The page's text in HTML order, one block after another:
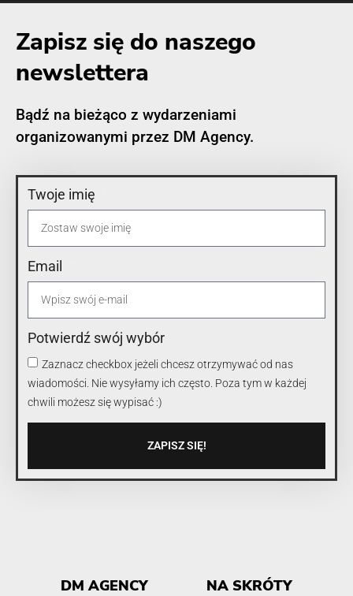
Zapisz się do naszego
newslettera
Bądź na bieżąco z wydarzeniami
organizowanymi przez DM Agency.
Twoje imię
Email
Potwierdź swój wybór
Zaznacz checkbox jeżeli chcesz otrzymywać od nas
wiadomości. Nie wysyłamy ich często. Poza tym w każdej
chwili możesz się wypisać :)
ZAPISZ SIĘ!
DM AGENCY NA SKRÓTY